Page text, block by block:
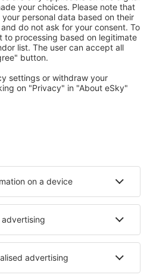
speciali per gli utenti registrati.
di strutture: hotel, lodge,
utenti eSky
Hotel a San Paolo
Pecanha
Hotel in Ponta do Mutá